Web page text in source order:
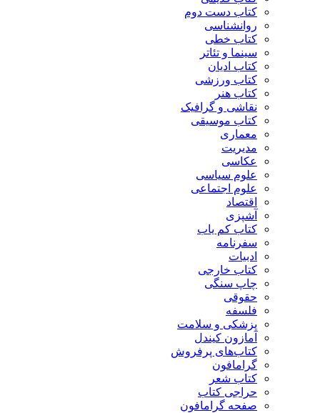
کتاب دست دوم
روانشناسی
کتاب خطی
سینما و تئاتر
کتاب ادیان
کتاب ورزشی
کتاب هنر
نقاشی و گرافیک
کتاب موسیقی
معماری
مدیریت
عکاسی
علوم سیاسی
علوم اجتماعی
اقتصاد
آشپزی
کتاب کم یاب
سفرنامه
ادبیات
کتاب خارجی
چاپ سنگی
حقوقی
فلسفه
پزشکی و سلامت
آمازون کیندل
کتاب‌های پرفروش
گرامافون
کتاب شعر
حراجی کتاب
صفحه گرامافون